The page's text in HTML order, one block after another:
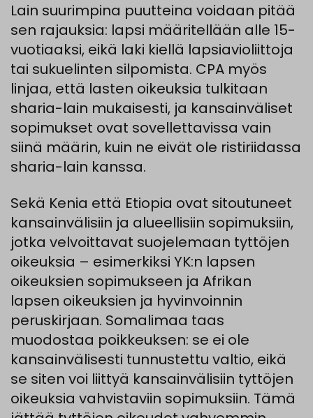
Lain suurimpina puutteina voidaan pitää
sen rajauksia: lapsi määritellään alle 15-
vuotiaaksi, eikä laki kiellä lapsiavioliittoja
tai sukuelinten silpomista. CPA myös
linjaa, että lasten oikeuksia tulkitaan
sharia-lain mukaisesti, ja kansainväliset
sopimukset ovat sovellettavissa vain
siinä määrin, kuin ne eivät ole ristiriidassa
sharia-lain kanssa.
Sekä Kenia että Etiopia ovat sitoutuneet
kansainvälisiin ja alueellisiin sopimuksiin,
jotka velvoittavat suojelemaan tyttöjen
oikeuksia – esimerkiksi YK:n lapsen
oikeuksien sopimukseen ja Afrikan
lapsen oikeuksien ja hyvinvoinnin
peruskirjaan. Somalimaa taas
muodostaa poikkeuksen: se ei ole
kansainvälisesti tunnustettu valtio, eikä
se siten voi liittyä kansainvälisiin tyttöjen
oikeuksia vahvistaviin sopimuksiin. Tämä